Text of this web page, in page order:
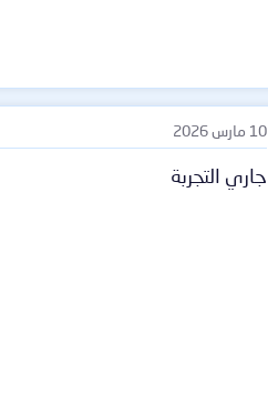
10 مارس 2026
جاري التجربة